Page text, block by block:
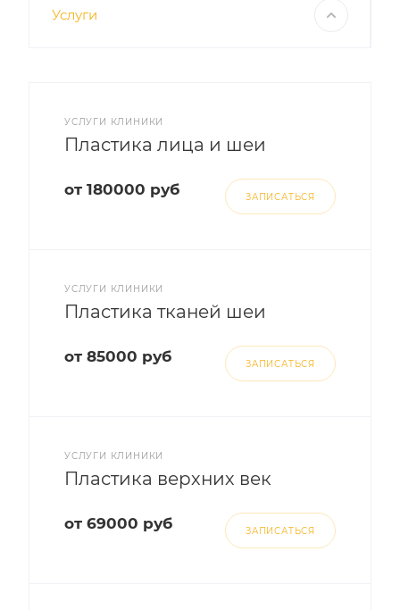
Услуги
УСЛУГИ КЛИНИКИ
Пластика лица и шеи
от 180000 руб ЗАПИСАТЬСЯ
УСЛУГИ КЛИНИКИ
Пластика тканей шеи
от 85000 руб ЗАПИСАТЬСЯ
УСЛУГИ КЛИНИКИ
Пластика верхних век
от 69000 руб ЗАПИСАТЬСЯ